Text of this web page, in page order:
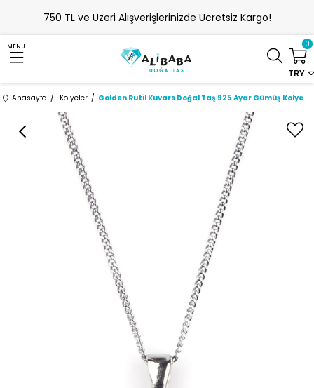
750 TL ve Üzeri Alışverişlerinizde Ücretsiz Kargo!
MENU
TRY
0
Anasayfa Kolyeler Golden Rutil Kuvars Doğal Taş 925 Ayar Gümüş Kolye